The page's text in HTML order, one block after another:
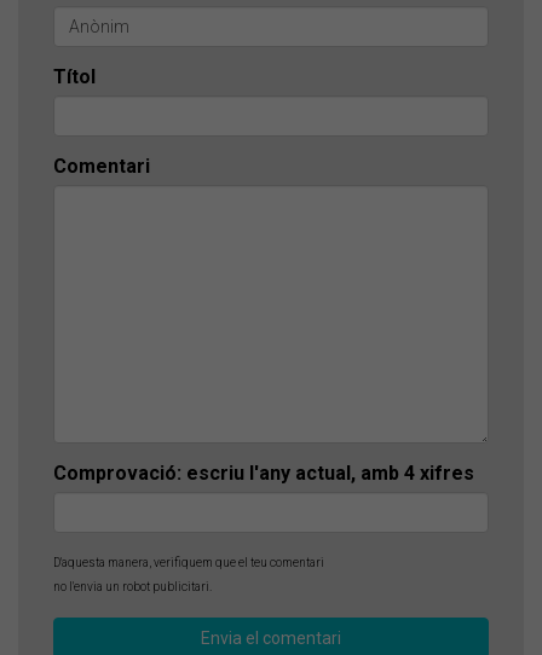
Títol
Comentari
Comprovació: escriu l'any actual, amb 4 xifres
D'aquesta manera, verifiquem que el teu comentari
no l'envia un robot publicitari.